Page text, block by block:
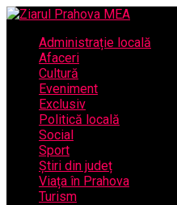
Administrație locală
Afaceri
Cultură
Eveniment
Exclusiv
Politică locală
Social
Sport
Știri din județ
Viața în Prahova
Turism